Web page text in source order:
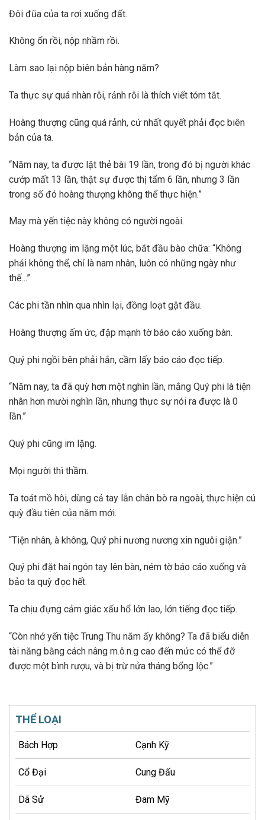
Đôi đũa của ta rơi xuống đất.
Không ổn rồi, nộp nhầm rồi.
Làm sao lại nộp biên bản hàng năm?
Ta thực sự quá nhàn rỗi, rảnh rỗi là thích viết tóm tắt.
Hoàng thượng cũng quá rảnh, cứ nhất quyết phải đọc biên
bản của ta.
“Năm nay, ta được lật thẻ bài 19 lần, trong đó bị người khác
cướp mất 13 lần, thật sự được thị tẩm 6 lần, nhưng 3 lần
trong số đó hoàng thượng không thể thực hiện.”
May mà yến tiệc này không có người ngoài.
Hoàng thượng im lặng một lúc, bắt đầu bào chữa: “Không
phải không thể, chỉ là nam nhân, luôn có những ngày như
thế…”
Các phi tần nhìn qua nhìn lại, đồng loạt gật đầu.
Hoàng thượng ấm ức, đập mạnh tờ báo cáo xuống bàn.
Quý phi ngồi bên phải hắn, cầm lấy báo cáo đọc tiếp.
“Năm nay, ta đã quỳ hơn một nghìn lần, mắng Quý phi là tiện
nhân hơn mười nghìn lần, nhưng thực sự nói ra được là 0
lần.”
Quý phi cũng im lặng.
Mọi người thì thầm.
Ta toát mồ hôi, dùng cả tay lẫn chân bò ra ngoài, thực hiện cú
quỳ đầu tiên của năm mới.
“Tiện nhân, à không, Quý phi nương nương xin nguôi giận.”
Quý phi đặt hai ngón tay lên bàn, ném tờ báo cáo xuống và
bảo ta quỳ đọc hết.
Ta chịu đựng cảm giác xấu hổ lớn lao, lớn tiếng đọc tiếp.
“Còn nhớ yến tiệc Trung Thu năm ấy không? Ta đã biểu diễn
tài năng bằng cách nâng m.ô.n.g cao đến mức có thể đỡ
được một bình rượu, và bị trừ nửa tháng bổng lộc.”
THỂ LOẠI
Bách Hợp Cạnh Kỹ
Cổ Đại Cung Đấu
Dã Sử Đam Mỹ